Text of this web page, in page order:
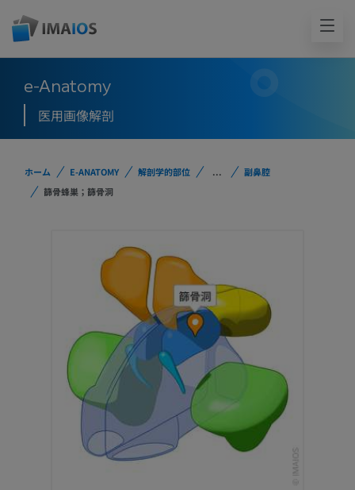
e-Anatomy
医用画像解剖
ホーム E-ANATOMY 解剖学的部位 ...
副鼻腔
篩骨蜂巣；篩骨洞